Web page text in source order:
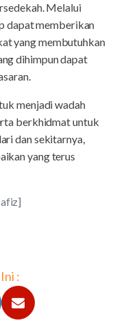
Melalui
dapat memberikan
yang membutuhkan
dihimpun dapat
menjadi wadah
berkhidmat untuk
dan sekitarnya,
yang terus
: